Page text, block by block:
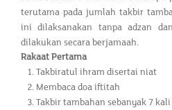
terutama pada jumlah takbir
ini dilaksanakan tanpa adzan
dilakukan secara berjamaah.
Rakaat Pertama
Takbiratul ihram disertai niat
Membaca doa iftitah
Takbir tambahan sebanyak 7 kali